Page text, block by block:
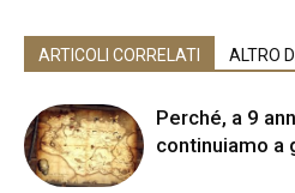
ARTICOLI CORRELATI ALTRO
Perché, a 9
continuiamo a